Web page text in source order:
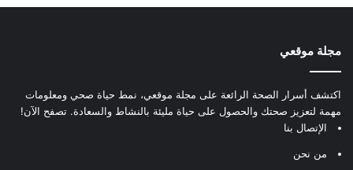
مجلة موقعي
اكتشف أسرار الصحة الرائعة على مجلة موقعي، نمط حياة صحي ومعلومات
مهمة لتعزيز صحتك والحصول على حياة مليئة بالنشاط والسعادة. تصفح الآن!
الإتصال بنا
من نحن